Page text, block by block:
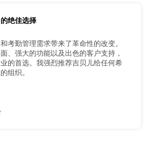
绝佳选择
考勤管理需求带来了革命性的改变。
、强大的功能以及出色的客户支持，
的首选。我强烈推荐吉贝儿给任何希
组织。